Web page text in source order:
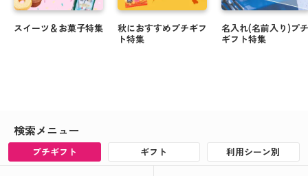
スイーツ＆お菓子特集
秋におすすめプチギフ
ト特集
名入れ(名前入り)プチ
ギフト特集
検索メニュー
プチギフト ギフト 利用シーン別